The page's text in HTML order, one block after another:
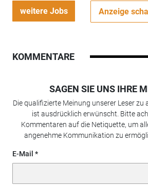
weitere Jobs Anzeige
KOMMENTARE
SAGEN SIE UNS IHRE
Die qualifizierte Meinung unserer Leser zu
ist ausdrücklich erwünscht. Bitte
Kommentaren auf die Netiquette, um
angenehme Kommunikation zu
E-Mail